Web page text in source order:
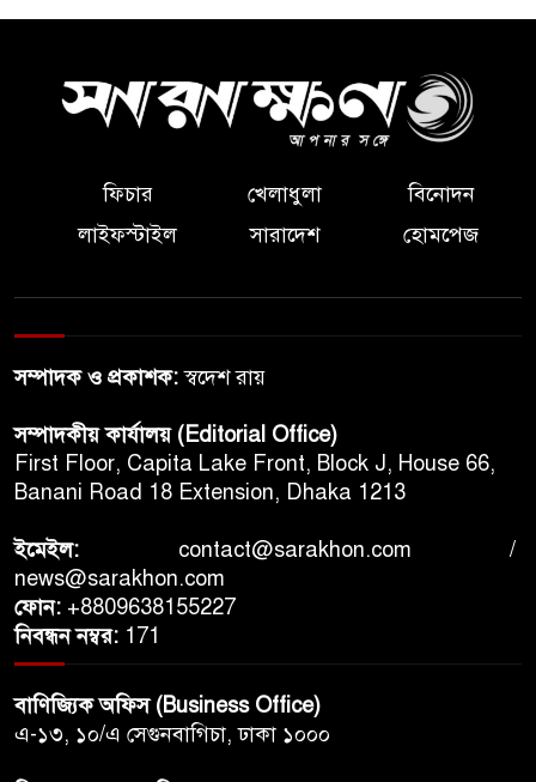
ফিচার খেলাধুলা
বিনোদন
লাইফস্টাইল
সারাদেশ হোমপেজ
সম্পাদক ও প্রকাশক:স্বদেশ রায়
সম্পাদকীয় কার্যালয় (Editorial Office)
First Floor, Capita Lake Front, Block J, House 66,
Banani Road 18 Extension, Dhaka 1213
ইমেইল: contact@sarakhon.com /
news@sarakhon.com
ফোন: +8809638155227
নিবন্ধন নম্বর: 171
বাণিজ্যিক অফিস (Business Office)
এ-১৩, ১০/এ সেগুনবাগিচা, ঢাকা ১০০০